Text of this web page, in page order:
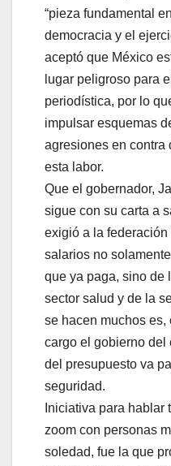
“pieza fundamental
democracia y el
aceptó que México
lugar peligroso para
periodística, por lo
impulsar esquemas
agresiones en contra
esta labor.
Que el gobernador,
sigue con su carta a
exigió a la
salarios no
que ya paga, sino de
sector salud y de la
se hacen muchos es,
cargo el gobierno del
del presupuesto va
seguridad.
Iniciativa para hablar
zoom con personas
soledad, fue la que